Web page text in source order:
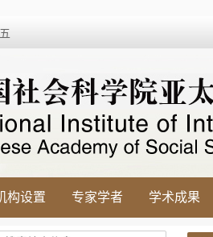
构设置 专家学者 学术成果